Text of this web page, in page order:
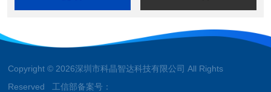
Copyright © 2026深圳市科晶智达科技有限公司 All Rights
Reserved 工信部备案号：